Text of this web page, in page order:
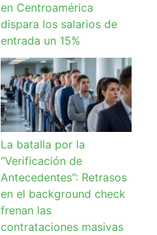
en Centroamérica
dispara los salarios de
entrada un 15%
La batalla por la
“Verificación de
Antecedentes”: Retrasos
en el background check
frenan las
contrataciones masivas